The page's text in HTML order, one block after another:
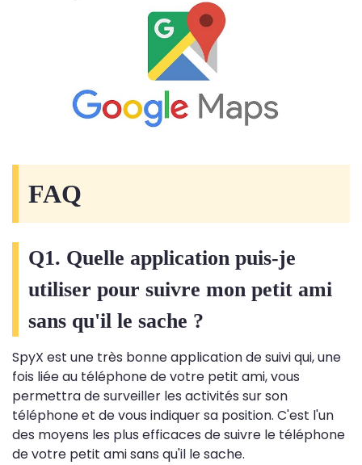
FAQ
Q1. Quelle application puis-je
utiliser pour suivre mon petit ami
sans qu'il le sache ?
SpyX est une très bonne application de suivi qui, une
fois liée au téléphone de votre petit ami, vous
permettra de surveiller les activités sur son
téléphone et de vous indiquer sa position. C'est l'un
des moyens les plus efficaces de suivre le téléphone
de votre petit ami sans qu'il le sache.